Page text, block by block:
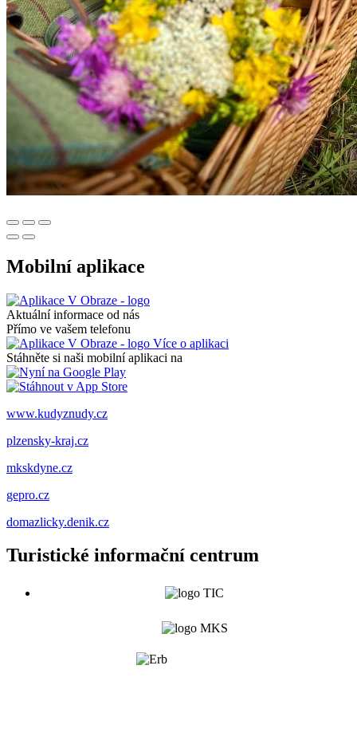
Mobilní aplikace
Aktuální informace od nás
Přímo ve vašem telefonu
Více o aplikaci
Stáhněte si naši mobilní aplikaci na
www.kudyznudy.cz
plzensky-kraj.cz
mkskdyne.cz
gepro.cz
domazlicky.denik.cz
Turistické informační centrum